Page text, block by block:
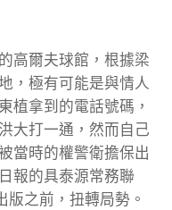
高爾夫球館，根據梁
，極有可能是與情人
植拿到的電話號碼，
大打一通，然而自己
當時的權警衛擔保出
報的具泰源常務聯
版之前，扭轉局勢。